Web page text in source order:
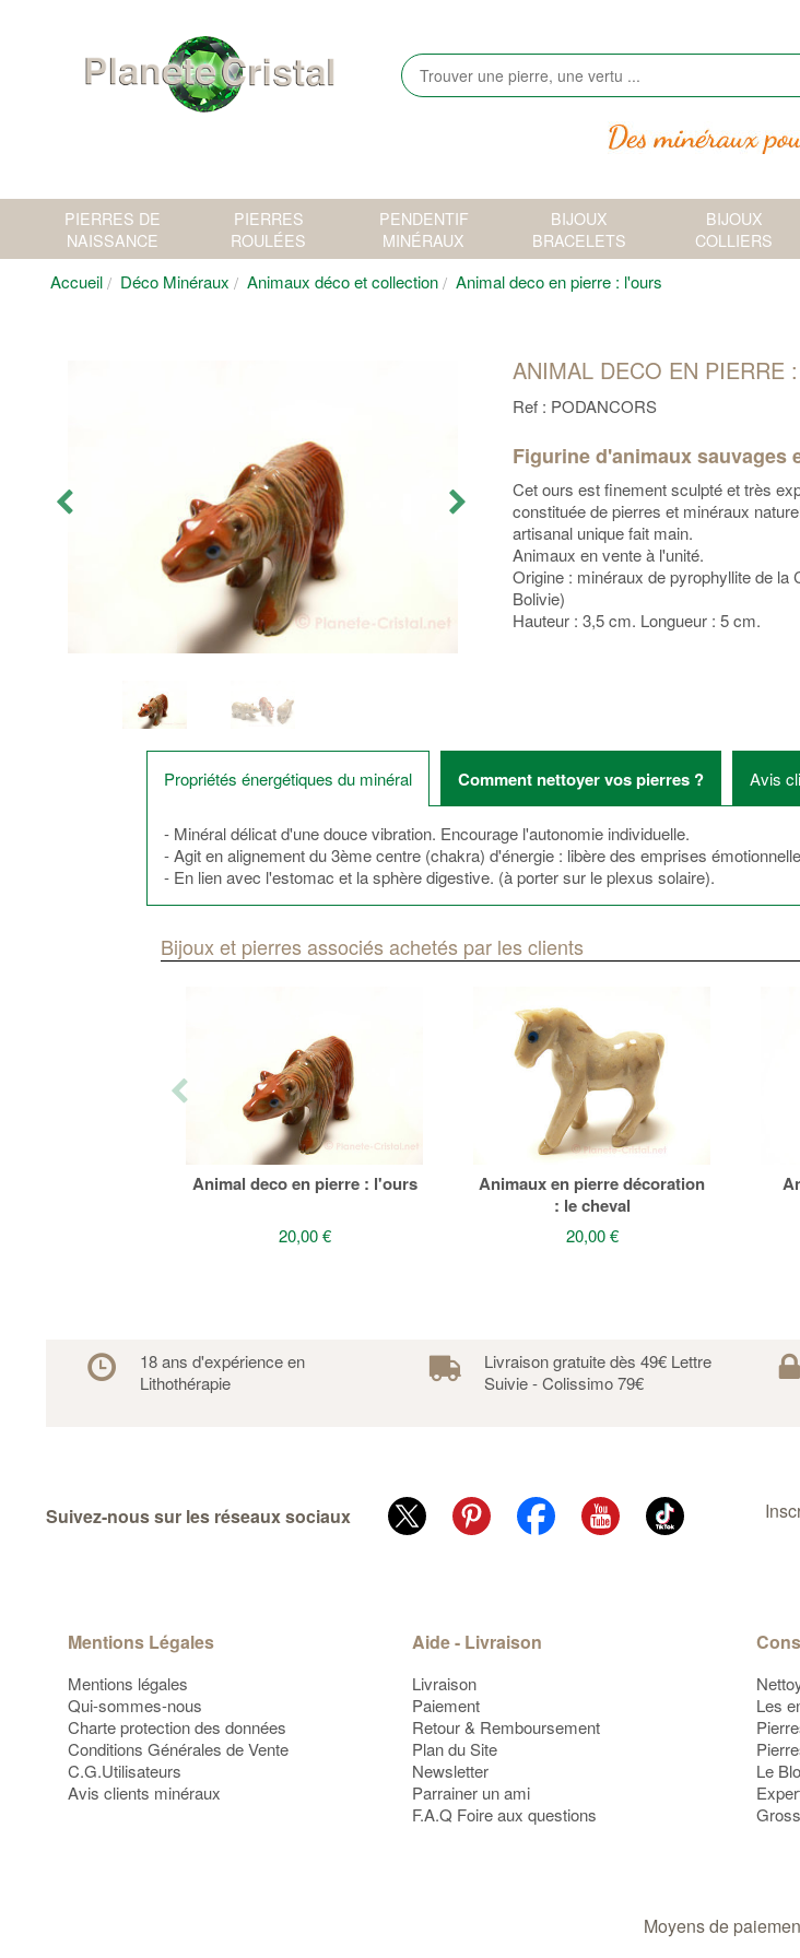
PIERRES DE
NAISSANCE
PIERRES
ROULÉES
PENDENTIF
MINÉRAUX
BIJOUX
BRACELETS
BIJOUX
COLLIERS
Accueil Déco Minéraux Animaux déco et collection Animal deco en pierre : l'ours
ANIMAL DECO EN PIERRE
Ref : PODANCORS
Figurine d'animaux sauvages
Cet ours est finement sculpté et très
constituée de pierres et minéraux
artisanal unique fait main.
Animaux en vente à l'unité.
Origine : minéraux de pyrophyllite de la
Bolivie)
Hauteur : 3,5 cm. Longueur : 5 cm.
Propriétés énergétiques du minéral Comment nettoyer vos pierres ? Avis
- Minéral délicat d'une douce vibration. Encourage l'autonomie individuelle.
- Agit en alignement du 3ème centre (chakra) d'énergie : libère des emprises
- En lien avec l'estomac et la sphère digestive. (à porter sur le plexus solaire).
Bijoux et pierres associés achetés par les clients
Animal deco en pierre : l'ours
20,00 €
Animaux en pierre décoration
: le cheval
20,00 €
18 ans d'expérience en
Lithothérapie
Livraison gratuite dès 49€ Lettre
Suivie - Colissimo 79€
Suivez-nous sur les réseaux sociaux
Mentions Légales
Mentions légales
Qui-sommes-nous
Charte protection des données
Conditions Générales de Vente
C.G.Utilisateurs
Avis clients minéraux
Aide - Livraison
Livraison
Paiement
Retour & Remboursement
Plan du Site
Newsletter
Parrainer un ami
F.A.Q Foire aux questions
Les
Le
Moyens de